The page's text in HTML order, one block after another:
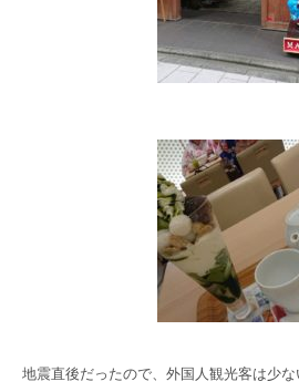
地震直後だったので、外国人観光客は少な